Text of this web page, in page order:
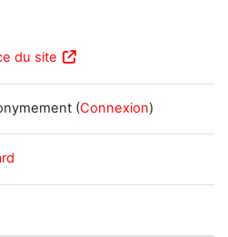
du site
(Connexion)